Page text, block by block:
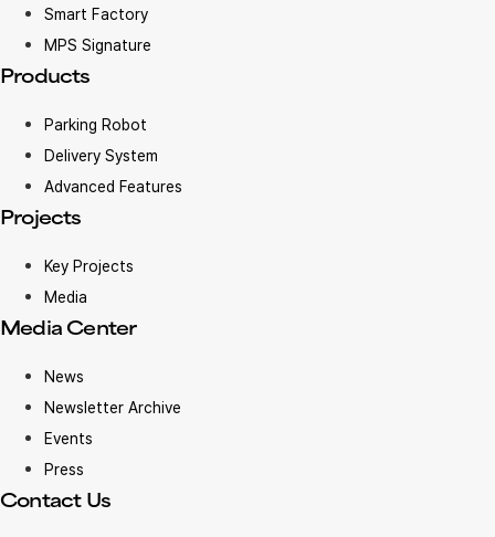
Smart Factory
MPS Signature
Products
Parking Robot
Delivery System
Advanced Features
Projects
Key Projects
Media
Media Center
News
Newsletter Archive
Events
Press
Contact Us